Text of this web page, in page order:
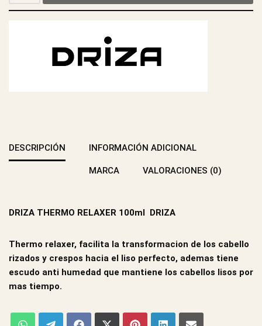
DESCRIPCIÓN INFORMACIÓN ADICIONAL
MARCA VALORACIONES (0)
DRIZA THERMO RELAXER 100ml DRIZA
Thermo relaxer, facilita la transformacion de los cabello
rizados y crespos hacia el liso perfecto, ademas tiene
escudo anti humedad que mantiene los cabellos lisos por
mas tiempo.